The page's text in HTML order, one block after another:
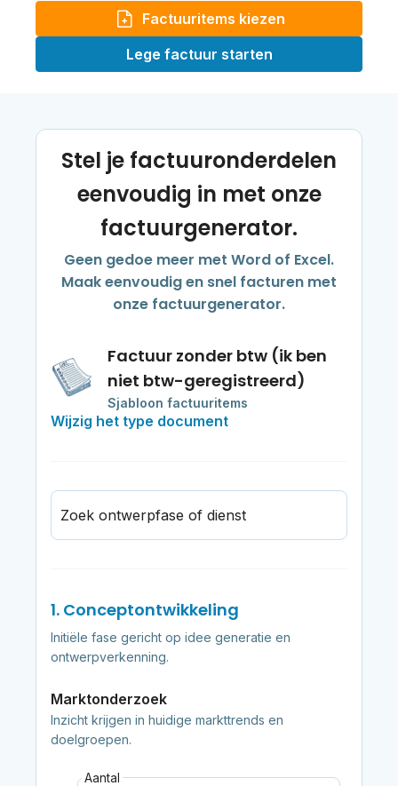
Factuuritems kiezen
Lege factuur starten
Stel je factuuronderdelen
eenvoudig in met onze
factuurgenerator.
Geen gedoe meer met Word of Excel.
Maak eenvoudig en snel facturen met
onze factuurgenerator.
Factuur zonder btw (ik ben
niet btw-geregistreerd)
Sjabloon factuuritems
Wijzig het type document
Zoek ontwerpfase of dienst
1. Conceptontwikkeling
Initiële fase gericht op idee generatie en
ontwerpverkenning.
Marktonderzoek
Inzicht krijgen in huidige markttrends en
doelgroepen.
Aantal